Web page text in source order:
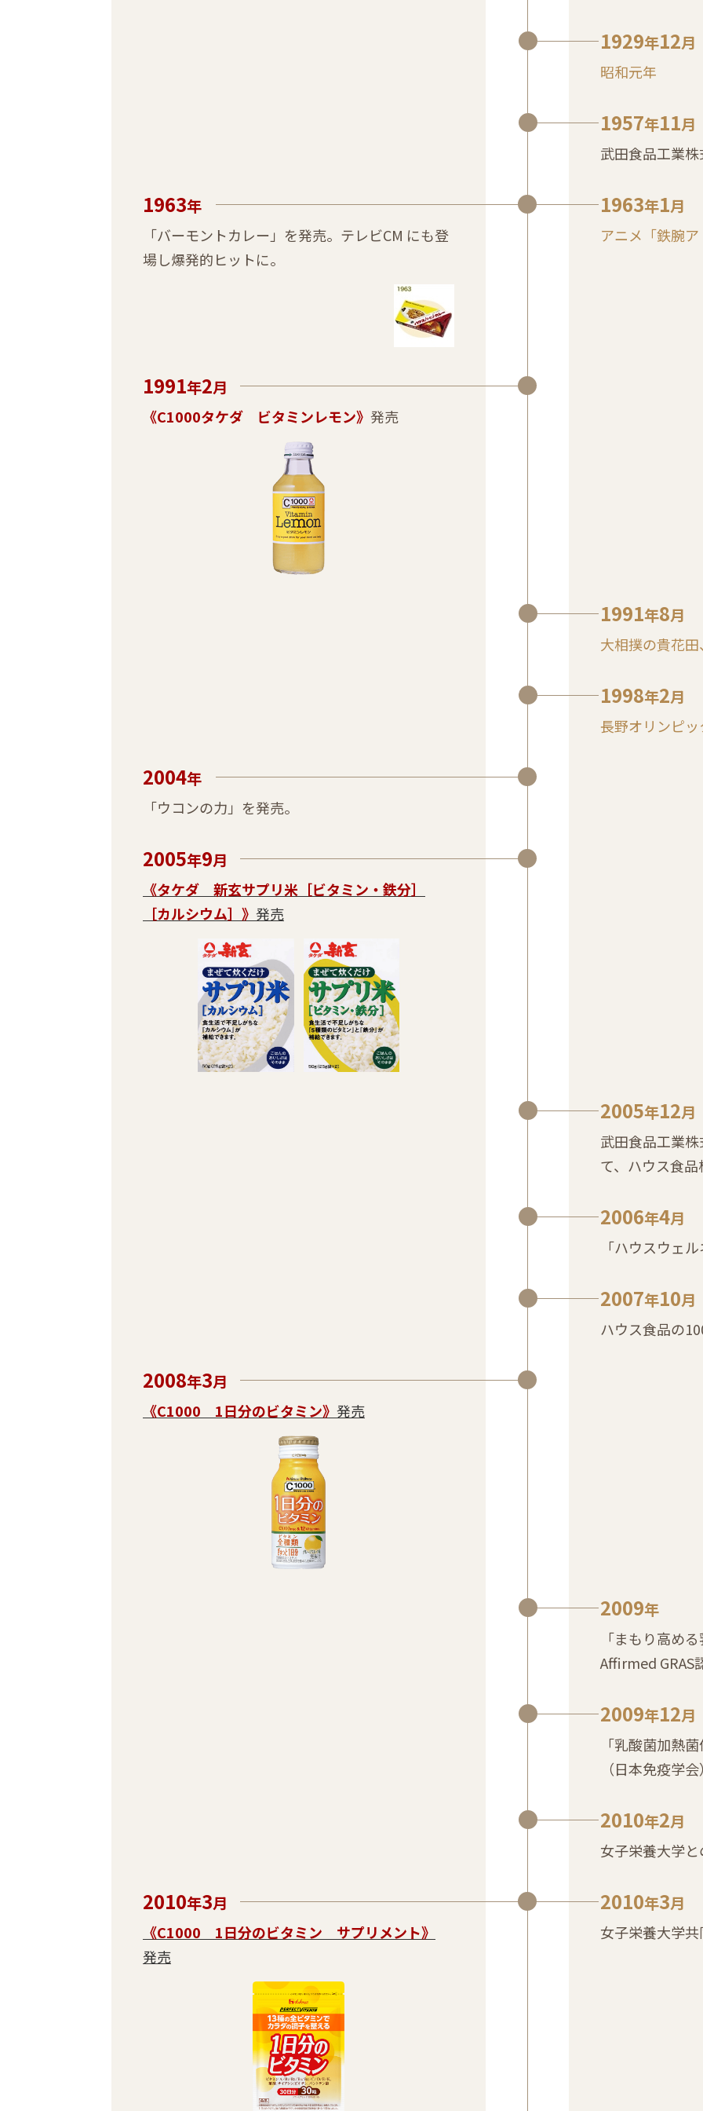
1929年12月
昭和元年
1957年11月
武田食品工業
1963年
「バーモントカレー」を発売。テレビCM にも登
場し爆発的ヒットに。
1963年1月
アニメ「鉄腕
1991年2月
《C1000タケダ ビタミンレモン》 発売
1991年8月
大相撲の貴花
1998年2月
長野オリンピ
2004年
「ウコンの力」を発売。
2005年9月
《タケダ 新玄サプリ米［ビタミン・鉄分］
［カルシウム］》 発売
2005年12月
武田食品工業
て、ハウス食
2006年4月
「ハウスウェ
2007年10月
ハウス食品の
2008年3月
《C1000 1日分のビタミン》 発売
2009年
「まもり高め
Affirmed GRAS
2009年12月
「乳酸菌加熱
（日本免疫学
2010年2月
女子栄養大学
2010年3月
《C1000 1日分のビタミン サプリメント》
発売
2010年3月
女子栄養大学